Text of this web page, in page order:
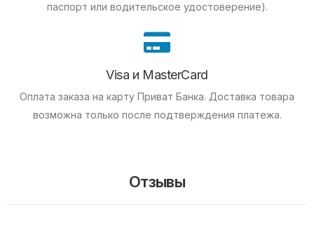
паспорт или водительское удостоверение).
Visa и MasterCard
Оплата заказа на карту Приват Банка. Доставка товара
возможна только после подтверждения платежа.
Отзывы